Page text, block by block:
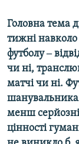
Усі сайти
Головна тема
тижні навколо
футболу ‒
чи ні,
матчі чи ні.
менш
цінності